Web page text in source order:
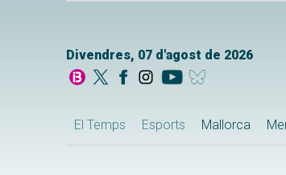
Divendres, 07 d'agost de 2026
El Temps Esports Mallorca